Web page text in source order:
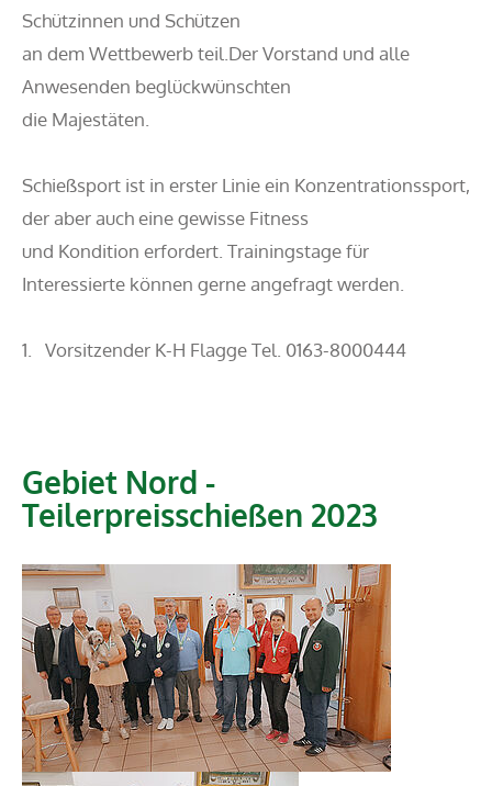
Schützinnen und Schützen
an dem Wettbewerb teil.Der Vorstand und alle
Anwesenden beglückwünschten
die Majestäten.
Schießsport ist in erster Linie ein Konzentrationssport,
der aber auch eine gewisse Fitness
und Kondition erfordert. Trainingstage für
Interessierte können gerne angefragt werden.
1. Vorsitzender K-H Flagge Tel. 0163-8000444
Gebiet Nord -
Teilerpreisschießen 2023